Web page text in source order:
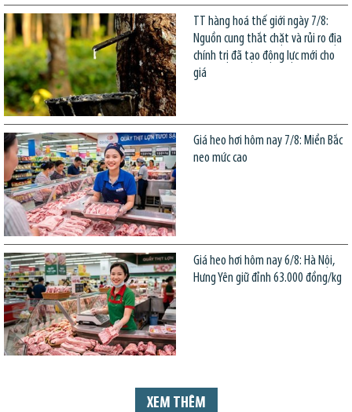
TT hàng hoá thế giới ngày 7/8:
Nguồn cung thắt chặt và rủi ro địa
chính trị đã tạo động lực mới cho
giá
Giá heo hơi hôm nay 7/8: Miền Bắc
neo mức cao
Giá heo hơi hôm nay 6/8: Hà Nội,
Hưng Yên giữ đỉnh 63.000 đồng/kg
XEM THÊM